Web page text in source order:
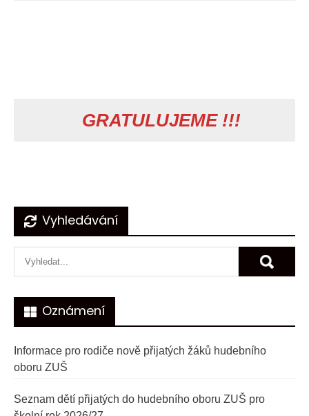
GRATULUJEME !!!
Navigace
pro
příspěvek
Vyhledávání
Oznámení
Informace pro rodiče nově přijatých žáků hudebního
oboru ZUŠ
Seznam dětí přijatých do hudebního oboru ZUŠ pro